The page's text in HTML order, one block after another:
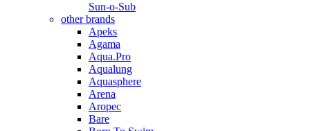
Sun-o-Sub
other brands
Apeks
Agama
Aqua.Pro
Aqualung
Aquasphere
Arena
Aropec
Bare